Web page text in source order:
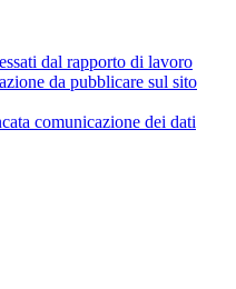
dal rapporto di lavoro
da pubblicare sul sito
comunicazione dei dati